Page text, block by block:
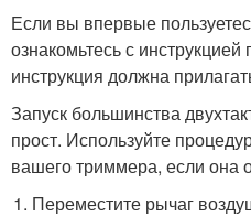
Если вы впервые
ознакомьтесь с инструкцией
инструкция должна
Запуск большинства
прост. Используйте
вашего триммера, если она
Переместите рычаг